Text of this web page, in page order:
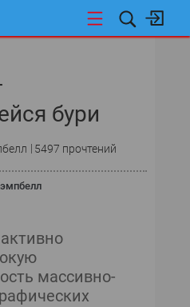
бури
5497 прочтений
массивно-